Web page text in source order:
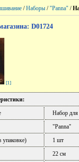
/Наборы /"Panna" /
D01724
[1]
Набор
"Panna"
упаковке)
1 шт
22 см